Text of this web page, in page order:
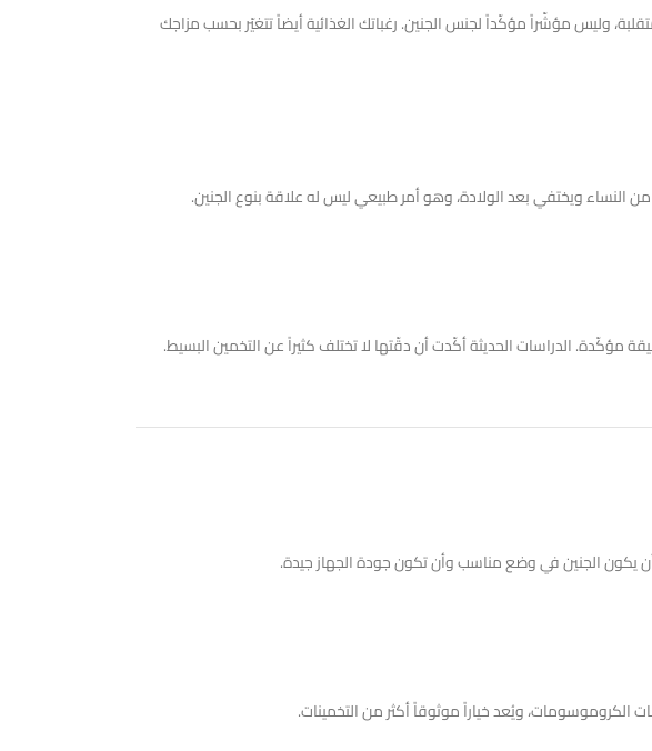
وليس مؤشّراً مؤكّداً لجنس الجنين. رغباتك الغذائية أيضاً تتغيّر بحسب مزاجك
النساء ويختفي بعد الولادة، وهو أمر طبيعي ليس له علاقة بنوع الجنين.
مؤكّدة. الدراسات الحديثة أكّدت أن دقّتها لا تختلف كثيراً عن التخمين البسيط.
ويُعد خياراً موثوقاً أكثر من التخمينات.